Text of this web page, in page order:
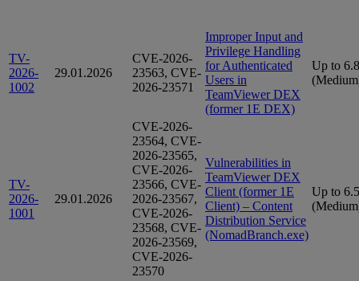
TV-
2026-
1002
29.01.2026
CVE-2026-
23563, CVE-
2026-23571
Improper Input and
Privilege Handling
for Authenticated
Users in
TeamViewer DEX
(former 1E DEX)
Up to 6.8
TV-
2026-
1001
29.01.2026
CVE-2026-
23564, CVE-
2026-23565,
CVE-2026-
23566, CVE-
2026-23567,
CVE-2026-
23568, CVE-
2026-23569,
CVE-2026-
23570
Vulnerabilities in
TeamViewer DEX
Client (former 1E
Client) – Content
Distribution Service
(NomadBranch.exe)
Up to 6.5